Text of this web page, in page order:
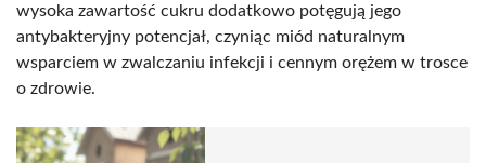
wysoka zawartość cukru dodatkowo potęgują jego
antybakteryjny potencjał, czyniąc miód naturalnym
wsparciem w zwalczaniu infekcji i cennym orężem w trosce
o zdrowie.